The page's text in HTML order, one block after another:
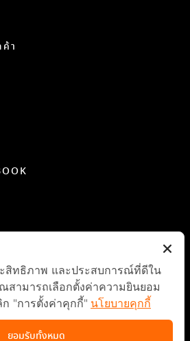
า
ะสิทธิภาพ และประสบการณ์ที่ดีใน
สามารถเลือกตั้งค่าความยินยอม
"การตั้งค่าคุกกี้" นโยบายคุกกี้
ยอมรับทั้งหมด